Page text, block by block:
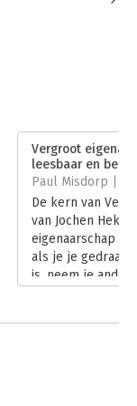
Vergroot
leesbaar en
Paul Misdorp |
De kern van
van Jochen
eigenaarschap zit
als je je
is, neem je